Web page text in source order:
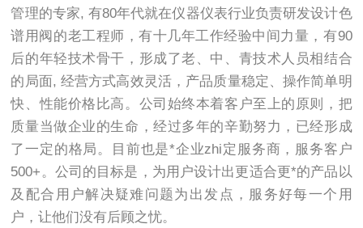
管理的专家, 有80年代就在仪器仪表行业负责研发设计色
谱用阀的老工程师，有十几年工作经验中间力量，有90
后的年轻技术骨干，形成了老、中、青技术人员相结合
的局面, 经营方式高效灵活，产品质量稳定、操作简单明
快、性能价格比高。公司始终本着客户至上的原则，把
质量当做企业的生命，经过多年的辛勤努力，已经形成
了一定的格局。目前也是*企业zhi定服务商，服务客户
500+。公司的目标是，为用户设计出更适合更*的产品以
及配合用户解决疑难问题为出发点，服务好每一个用
户，让他们没有后顾之忧。